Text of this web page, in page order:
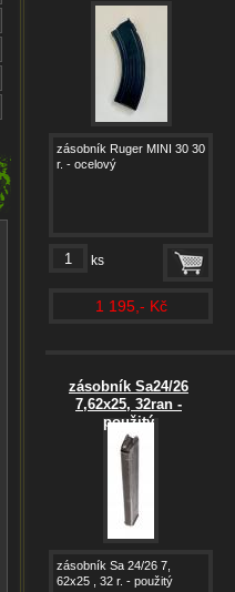
zásobník Ruger MINI 30 30
r. - ocelový
ks
1 195,- Kč
zásobník Sa24/26
7,62x25, 32ran -
použitý
zásobník Sa 24/26 7,
62x25 , 32 r. - použitý